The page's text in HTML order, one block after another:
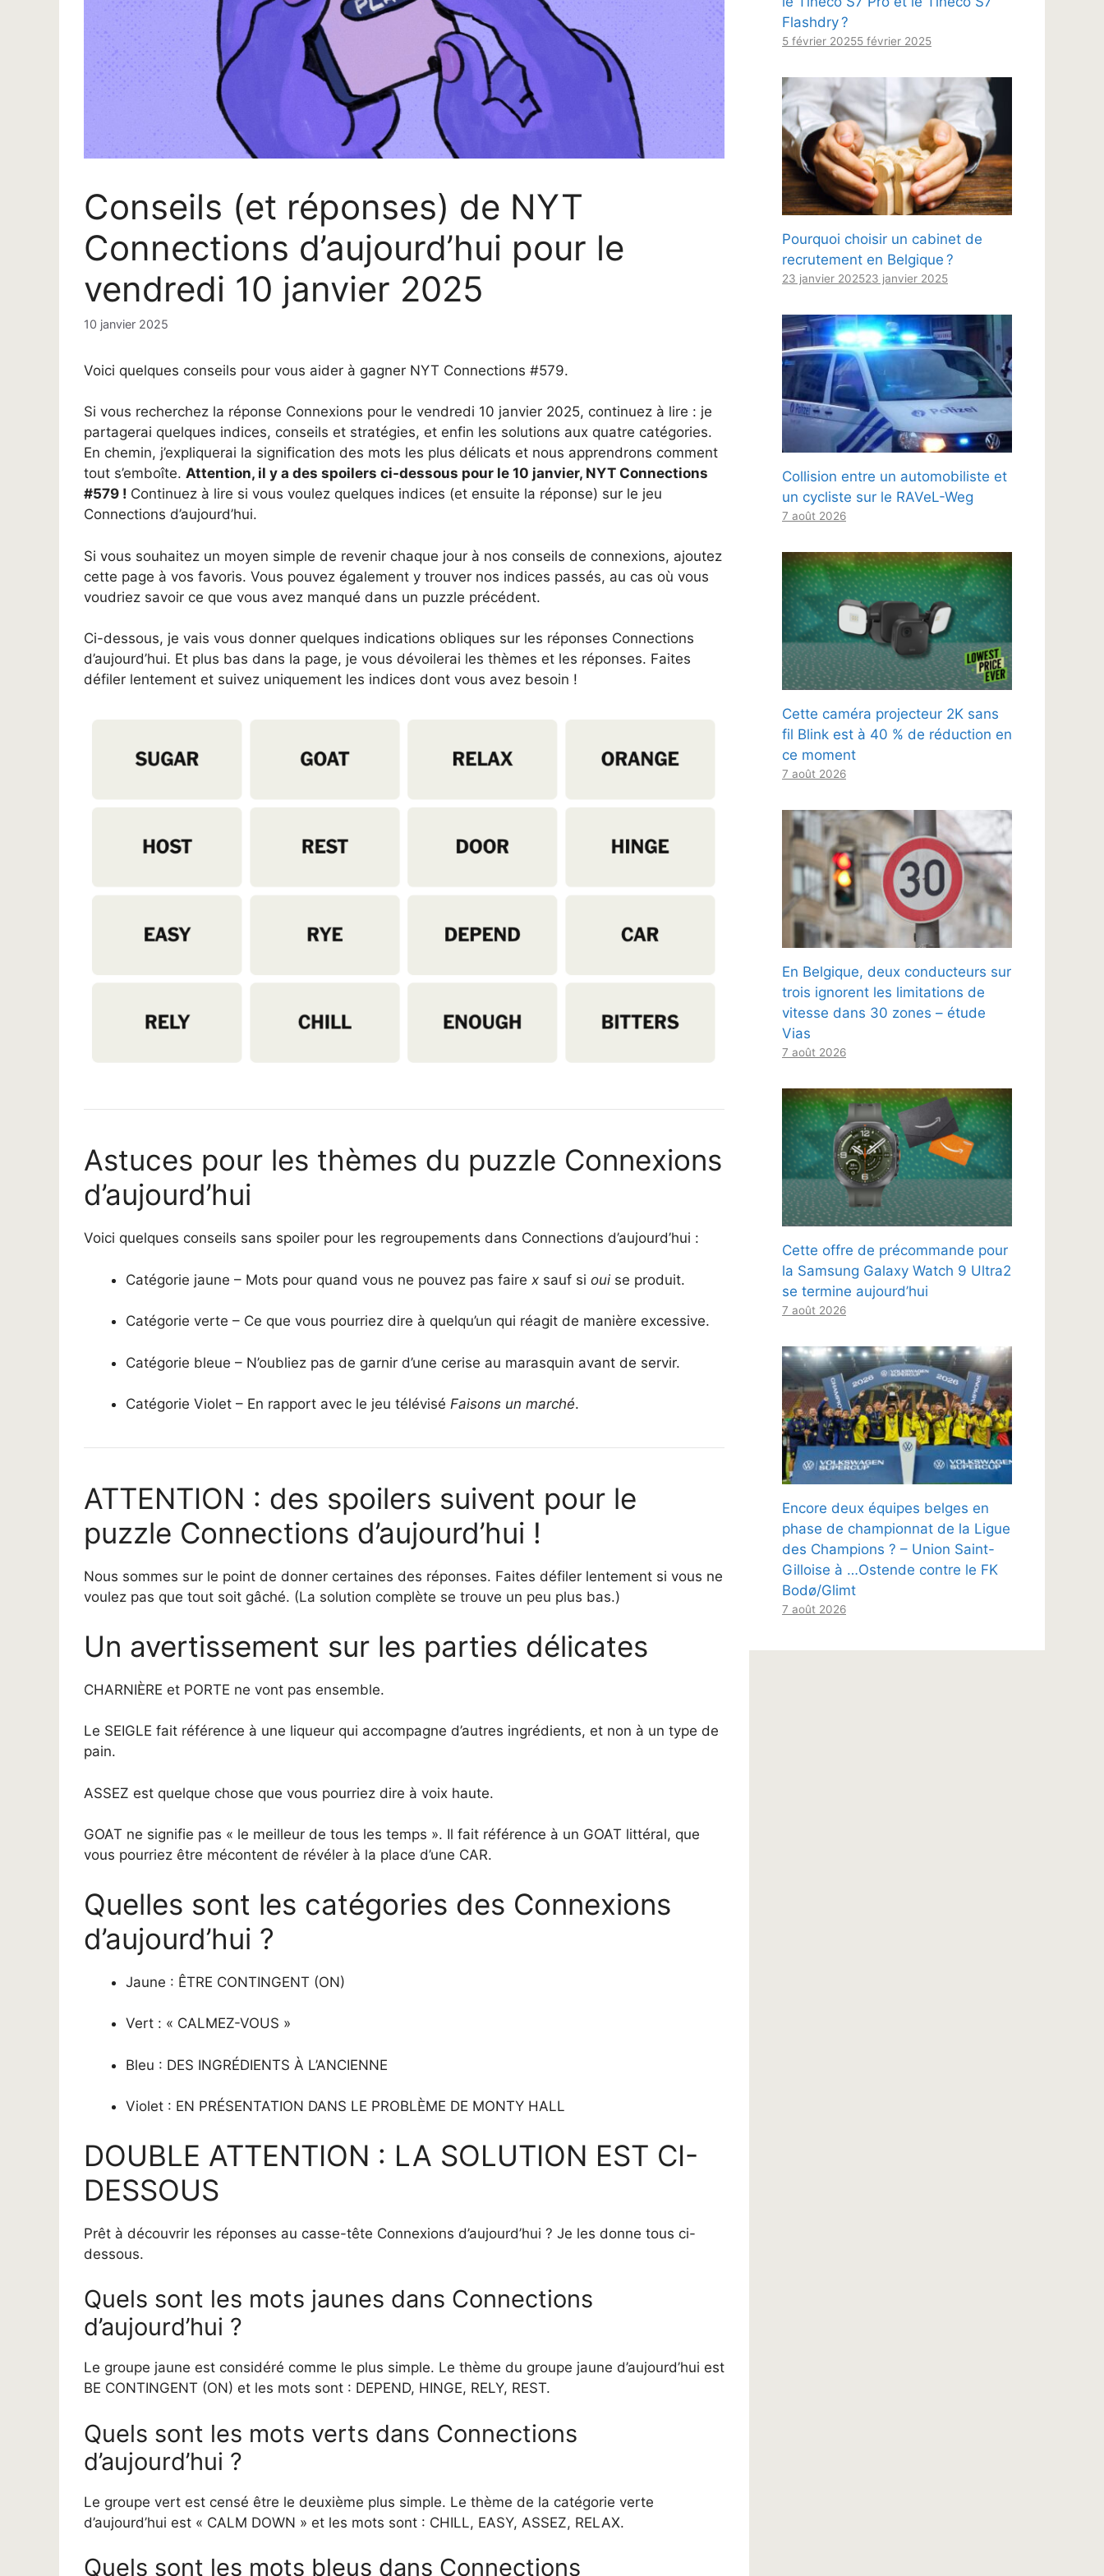
Conseils (et réponses) de NYT
Connections d’aujourd’hui pour le
vendredi 10 janvier 2025
10 janvier 2025
Voici quelques conseils pour vous aider à gagner NYT Connections #579.
Si vous recherchez la réponse Connexions pour le vendredi 10 janvier 2025, continuez à lire : je
partagerai quelques indices, conseils et stratégies, et enfin les solutions aux quatre catégories.
En chemin, j’expliquerai la signification des mots les plus délicats et nous apprendrons comment
tout s’emboîte. Attention, il y a des spoilers ci-dessous pour le 10 janvier, NYT Connections
#579 ! Continuez à lire si vous voulez quelques indices (et ensuite la réponse) sur le jeu
Connections d’aujourd’hui.
Si vous souhaitez un moyen simple de revenir chaque jour à nos conseils de connexions, ajoutez
cette page à vos favoris. Vous pouvez également y trouver nos indices passés, au cas où vous
voudriez savoir ce que vous avez manqué dans un puzzle précédent.
Ci-dessous, je vais vous donner quelques indications obliques sur les réponses Connections
d’aujourd’hui. Et plus bas dans la page, je vous dévoilerai les thèmes et les réponses. Faites
défiler lentement et suivez uniquement les indices dont vous avez besoin !
Astuces pour les thèmes du puzzle Connexions
d’aujourd’hui
Voici quelques conseils sans spoiler pour les regroupements dans Connections d’aujourd’hui :
Catégorie jaune – Mots pour quand vous ne pouvez pas faire x sauf si oui se produit.
Catégorie verte – Ce que vous pourriez dire à quelqu’un qui réagit de manière excessive.
Catégorie bleue – N’oubliez pas de garnir d’une cerise au marasquin avant de servir.
Catégorie Violet – En rapport avec le jeu télévisé Faisons un marché.
ATTENTION : des spoilers suivent pour le
puzzle Connections d’aujourd’hui !
Nous sommes sur le point de donner certaines des réponses. Faites défiler lentement si vous ne
voulez pas que tout soit gâché. (La solution complète se trouve un peu plus bas.)
Un avertissement sur les parties délicates
CHARNIÈRE et PORTE ne vont pas ensemble.
Le SEIGLE fait référence à une liqueur qui accompagne d’autres ingrédients, et non à un type de
pain.
ASSEZ est quelque chose que vous pourriez dire à voix haute.
GOAT ne signifie pas « le meilleur de tous les temps ». Il fait référence à un GOAT littéral, que
vous pourriez être mécontent de révéler à la place d’une CAR.
Quelles sont les catégories des Connexions
d’aujourd’hui ?
Jaune : ÊTRE CONTINGENT (ON)
Vert : « CALMEZ-VOUS »
Bleu : DES INGRÉDIENTS À L’ANCIENNE
Violet : EN PRÉSENTATION DANS LE PROBLÈME DE MONTY HALL
DOUBLE ATTENTION : LA SOLUTION EST CI-
DESSOUS
Prêt à découvrir les réponses au casse-tête Connexions d’aujourd’hui ? Je les donne tous ci-
dessous.
Quels sont les mots jaunes dans Connections
d’aujourd’hui ?
Le groupe jaune est considéré comme le plus simple. Le thème du groupe jaune d’aujourd’hui est
BE CONTINGENT (ON) et les mots sont : DEPEND, HINGE, RELY, REST.
Quels sont les mots verts dans Connections
d’aujourd’hui ?
Le groupe vert est censé être le deuxième plus simple. Le thème de la catégorie verte
d’aujourd’hui est « CALM DOWN » et les mots sont : CHILL, EASY, ASSEZ, RELAX.
Quels sont les mots bleus dans Connections
Flashdry ?
5 février 20255 février 2025
Pourquoi choisir un cabinet de
recrutement en Belgique ?
23 janvier 202523 janvier 2025
Collision entre un automobiliste et
un cycliste sur le RAVeL-Weg
7 août 2026
Cette caméra projecteur 2K sans
fil Blink est à 40 % de réduction en
ce moment
7 août 2026
En Belgique, deux conducteurs sur
trois ignorent les limitations de
vitesse dans 30 zones – étude
Vias
7 août 2026
Cette offre de précommande pour
la Samsung Galaxy Watch 9 Ultra2
se termine aujourd’hui
7 août 2026
Encore deux équipes belges en
phase de championnat de la Ligue
des Champions ? – Union Saint-
Gilloise à …Ostende contre le FK
Bodø/Glimt
7 août 2026